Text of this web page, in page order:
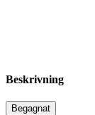
Beskrivning
Begagnat